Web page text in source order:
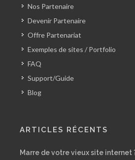
Nos Partenaire
Devenir Partenaire
Offre Partenariat
Exemples de sites / Portfolio
FAQ
Support/Guide
Blog
ARTICLES RÉCENTS
Marre de votre vieux site internet